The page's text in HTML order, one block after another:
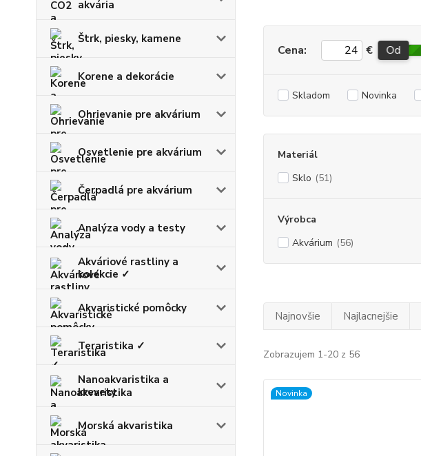
akvária
Štrk, piesky, kamene
Korene a dekorácie
Ohrievanie pre akvárium
Osvetlenie pre akvárium
Čerpadlá pre akvárium
Analýza vody a testy
Akváriové rastliny a
kolekcie ✓
Akvaristické pomôcky
Teraristika ✓
Nanoakvaristika a
krevety
Morská akvaristika
Cena: € Od
Skladom Novinka
Materiál
Sklo (51)
Výrobca
Akvárium (56)
Najnovšie Najlacnejšie
Zobrazujem 1-20 z 56
Novinka